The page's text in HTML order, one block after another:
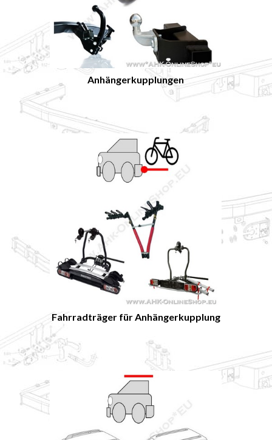
Anhängerkupplungen
Fahrradträger für Anhängerkupplung